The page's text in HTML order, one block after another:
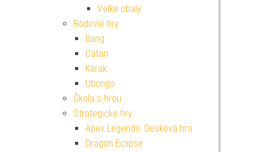
Velké obaly
Rodinné hry
Bang
Catan
Karak
Ubongo
Škola s hrou
Strategické hry
Apex Legends: Desková hra
Dragon Eclipse